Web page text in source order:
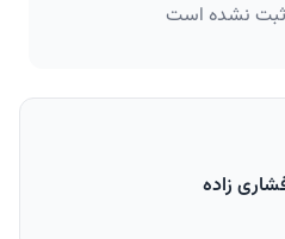
ثبت نشده است
زاده